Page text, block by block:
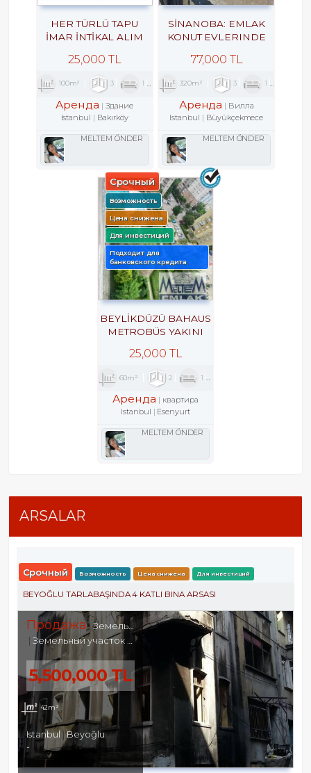
HER TÜRLÜ TAPU
İMAR İNTİKAL ALIM
ARACILIK VE
EKSPERTİZLİK ILE
KENTSEL DÖNÜŞÜM
DANIŞMANLIK
HİZMETLERİ
25,000 TL
100m² 3 1 2
Аренда
Здание
Istanbul
Bakırköy
MELTEM ÖNDER
SİNANOBA: EMLAK
KONUT EVLERINDE
77,000 TL
320m² 3 1
Аренда
Вилла
Istanbul
Büyükçekmece
MELTEM ÖNDER
Срочный
Возможность
Цена снижена
Для инвестиций
Подходит для
банковского кредита
BEYLİKDÜZÜ BAHAUS
METROBÜS YAKINI
2+1
25,000 TL
60m² 2 1
Аренда
квартира
Istanbul
Esenyurt
MELTEM ÖNDER
ARSALAR
Срочный Возможность Цена снижена Для инвестиций
BEYOĞLU TARLABAŞINDA 4 KATLI BINA ARSASI
Продажа Земельный участок
Земельный участок под жилую и коммерческую застройку
5,500,000 TL
42m²
Istanbul
Beyoğlu
-